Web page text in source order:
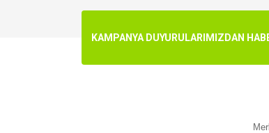
Ürün resmi kalitesiz, bozuk veya
KAMPANYA DUYURULARIMIZDAN